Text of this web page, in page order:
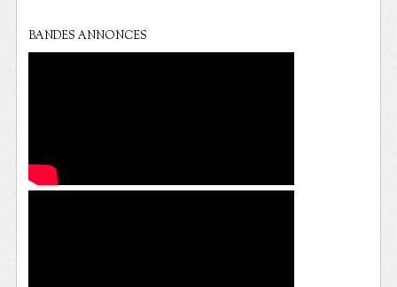
BANDES ANNONCES